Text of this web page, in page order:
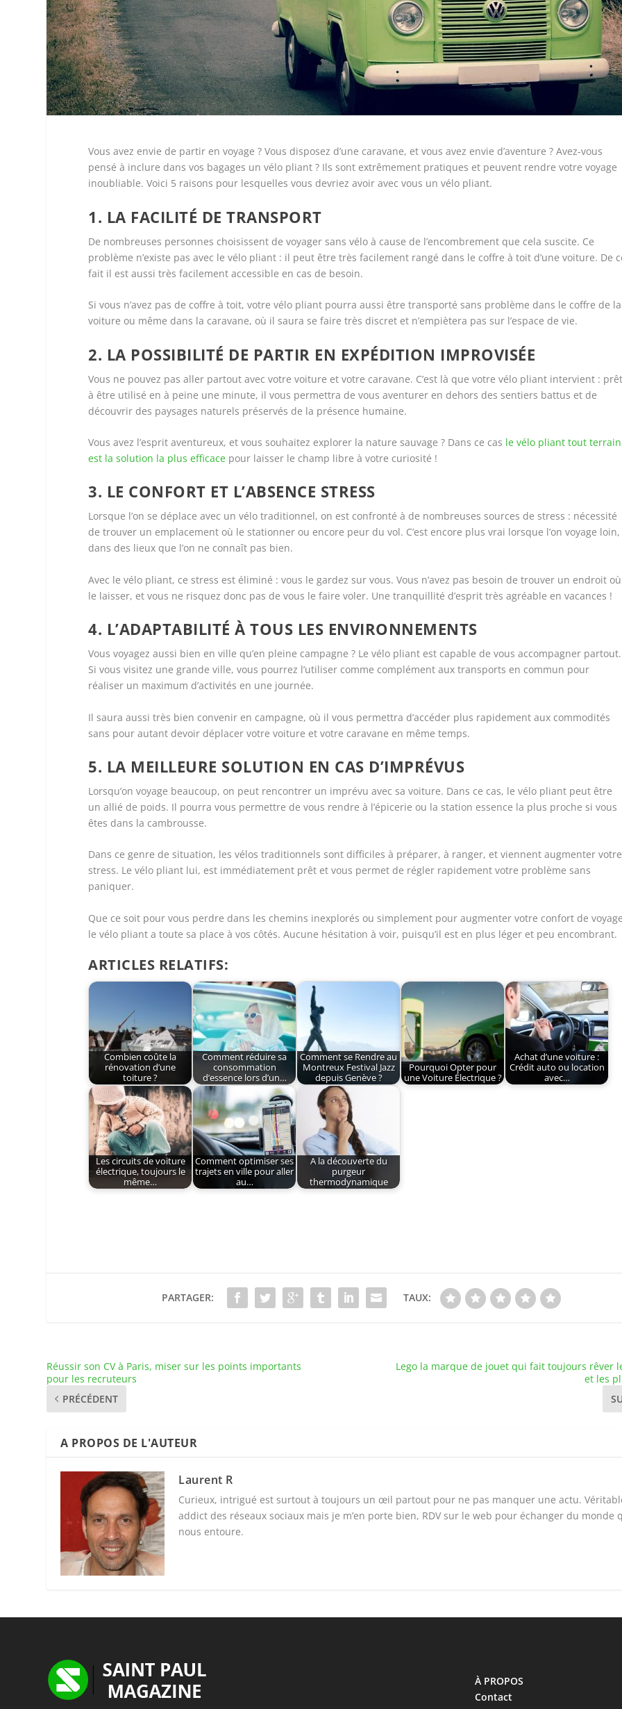
Vous avez envie de partir en voyage ? Vous disposez d’une caravane, et vous avez envie d’aventure ? Avez-vous
pensé à inclure dans vos bagages un vélo pliant ? Ils sont extrêmement pratiques et peuvent rendre votre voyage
inoubliable. Voici 5 raisons pour lesquelles vous devriez avoir avec vous un vélo pliant.
1. LA FACILITÉ DE TRANSPORT
De nombreuses personnes choisissent de voyager sans vélo à cause de l’encombrement que cela suscite. Ce
problème n’existe pas avec le vélo pliant : il peut être très facilement rangé dans le coffre à toit d’une voiture. De
fait il est aussi très facilement accessible en cas de besoin.
Si vous n’avez pas de coffre à toit, votre vélo pliant pourra aussi être transporté sans problème dans le coffre de la
voiture ou même dans la caravane, où il saura se faire très discret et n’empiètera pas sur l’espace de vie.
2. LA POSSIBILITÉ DE PARTIR EN EXPÉDITION IMPROVISÉE
Vous ne pouvez pas aller partout avec votre voiture et votre caravane. C’est là que votre vélo pliant intervient :
à être utilisé en à peine une minute, il vous permettra de vous aventurer en dehors des sentiers battus et de
découvrir des paysages naturels préservés de la présence humaine.
Vous avez l’esprit aventureux, et vous souhaitez explorer la nature sauvage ? Dans ce cas le vélo pliant tout terrain
est la solution la plus efficace pour laisser le champ libre à votre curiosité !
3. LE CONFORT ET L’ABSENCE STRESS
Lorsque l’on se déplace avec un vélo traditionnel, on est confronté à de nombreuses sources de stress : nécessité
de trouver un emplacement où le stationner ou encore peur du vol. C’est encore plus vrai lorsque l’on voyage loin,
dans des lieux que l’on ne connaît pas bien.
Avec le vélo pliant, ce stress est éliminé : vous le gardez sur vous. Vous n’avez pas besoin de trouver un endroit où
le laisser, et vous ne risquez donc pas de vous le faire voler. Une tranquillité d’esprit très agréable en vacances !
4. L’ADAPTABILITÉ À TOUS LES ENVIRONNEMENTS
Vous voyagez aussi bien en ville qu’en pleine campagne ? Le vélo pliant est capable de vous accompagner partout.
Si vous visitez une grande ville, vous pourrez l’utiliser comme complément aux transports en commun pour
réaliser un maximum d’activités en une journée.
Il saura aussi très bien convenir en campagne, où il vous permettra d’accéder plus rapidement aux commodités
sans pour autant devoir déplacer votre voiture et votre caravane en même temps.
5. LA MEILLEURE SOLUTION EN CAS D’IMPRÉVUS
Lorsqu’on voyage beaucoup, on peut rencontrer un imprévu avec sa voiture. Dans ce cas, le vélo pliant peut être
un allié de poids. Il pourra vous permettre de vous rendre à l’épicerie ou la station essence la plus proche si vous
êtes dans la cambrousse.
Dans ce genre de situation, les vélos traditionnels sont difficiles à préparer, à ranger, et viennent augmenter votre
stress. Le vélo pliant lui, est immédiatement prêt et vous permet de régler rapidement votre problème sans
paniquer.
Que ce soit pour vous perdre dans les chemins inexplorés ou simplement pour augmenter votre confort de
le vélo pliant a toute sa place à vos côtés. Aucune hésitation à voir, puisqu’il est en plus léger et peu encombrant.
ARTICLES RELATIFS:
Combien coûte la
rénovation d’une
toiture ?
Comment réduire sa
consommation
d’essence lors d’un…
Comment se Rendre au
Montreux Festival Jazz
depuis Genève ?
Pourquoi Opter pour
une Voiture Électrique ?
Achat d’une voiture :
Crédit auto ou location
avec…
Les circuits de voiture
électrique, toujours le
même…
Comment optimiser ses
trajets en ville pour aller
au…
A la découverte du
purgeur
thermodynamique
PARTAGER: TAUX:
Réussir son CV à Paris, miser sur les points importants
pour les recruteurs
PRÉCÉDENT
Lego la marque de jouet qui fait toujours rêver
et les
A PROPOS DE L'AUTEUR
Laurent R
Curieux, intrigué est surtout à toujours un œil partout pour ne pas manquer une actu.
addict des réseaux sociaux mais je m’en porte bien, RDV sur le web pour échanger du monde
nous entoure.
À PROPOS
Contact